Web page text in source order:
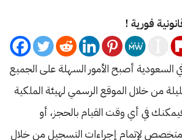
فورية !
السعودية أصبح الأمور السهلة على الجميع
من خلال الموقع الرسمي لهيئة الملكية
في أي وقت القيام بالحجز، أو
متخصص لإتمام إجراءات التسجيل من خلال